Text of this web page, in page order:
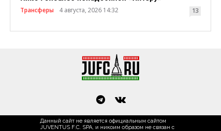
Трансферы 4 августа, 2026 14:32 13
Данный сайт не является официальным сайтом
JUVENTUS F.C. SPA, и никоим образом не связан с